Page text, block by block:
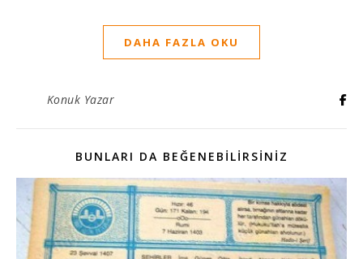
DAHA FAZLA OKU
Konuk Yazar
BUNLARI DA BEĞENEBILIRSINIZ